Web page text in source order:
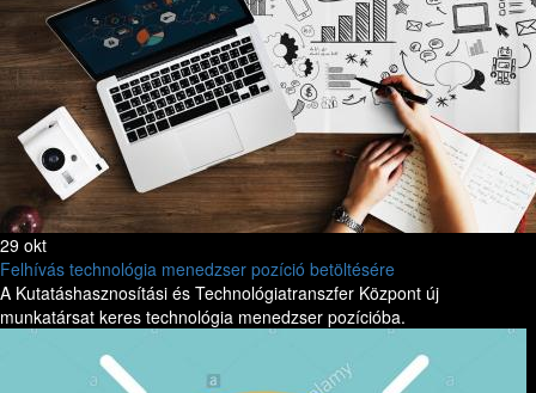
29 okt
Felhívás technológia menedzser pozíció betöltésére
A Kutatáshasznosítási és Technológiatranszfer Központ új
munkatársat keres technológia menedzser pozícióba.